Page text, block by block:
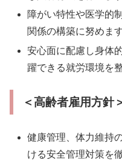
障がい特性や医学的
関係の構築に努めます
安心面に配慮し身体
躍できる就労環境を
＜高齢者雇用方針
健康管理、体力維持
ける安全管理対策を